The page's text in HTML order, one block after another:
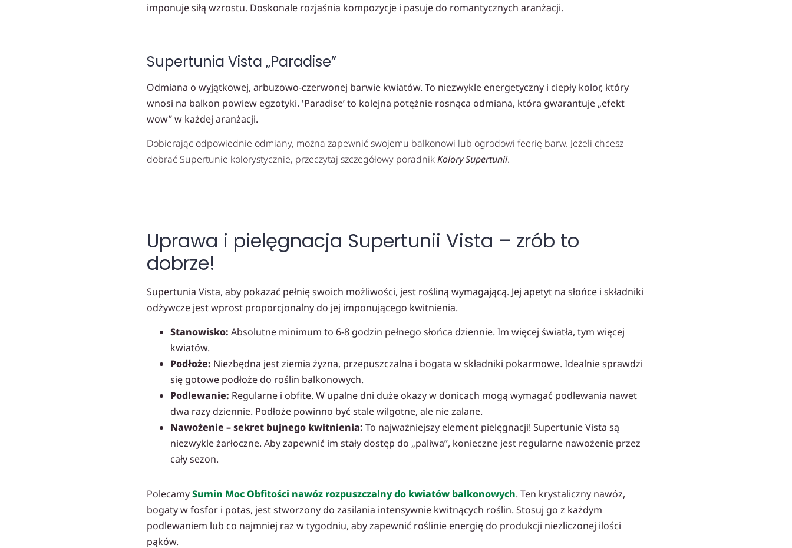
imponuje siłą wzrostu. Doskonale rozjaśnia kompozycje i pasuje do romantycznych aranżacji.
Supertunia Vista „Paradise”
Odmiana o wyjątkowej, arbuzowo-czerwonej barwie kwiatów. To niezwykle energetyczny i ciepły kolor, który
wnosi na balkon powiew egzotyki. 'Paradise’ to kolejna potężnie rosnąca odmiana, która gwarantuje „efekt
wow” w każdej aranżacji.
Dobierając odpowiednie odmiany, można zapewnić swojemu balkonowi lub ogrodowi feerię barw. Jeżeli chcesz
dobrać Supertunie kolorystycznie, przeczytaj szczegółowy poradnikKolory Supertunii.
Uprawa i pielęgnacja Supertunii Vista – zrób to
dobrze!
Supertunia Vista, aby pokazać pełnię swoich możliwości, jest rośliną wymagającą. Jej apetyt na słońce i składniki
odżywcze jest wprost proporcjonalny do jej imponującego kwitnienia.
Stanowisko: Absolutne minimum to 6-8 godzin pełnego słońca dziennie. Im więcej światła, tym więcej
kwiatów.
Podłoże: Niezbędna jest ziemia żyzna, przepuszczalna i bogata w składniki pokarmowe. Idealnie sprawdzi
się gotowe podłoże do roślin balkonowych.
Podlewanie: Regularne i obfite. W upalne dni duże okazy w donicach mogą wymagać podlewania nawet
dwa razy dziennie. Podłoże powinno być stale wilgotne, ale nie zalane.
Nawożenie – sekret bujnego kwitnienia: To najważniejszy element pielęgnacji! Supertunie Vista są
niezwykle żarłoczne. Aby zapewnić im stały dostęp do „paliwa”, konieczne jest regularne nawożenie przez
cały sezon.
PolecamySumin Moc Obfitości nawóz rozpuszczalny do kwiatów balkonowych. Ten krystaliczny nawóz,
bogaty w fosfor i potas, jest stworzony do zasilania intensywnie kwitnących roślin. Stosuj go z każdym
podlewaniem lub co najmniej raz w tygodniu, aby zapewnić roślinie energię do produkcji niezliczonej ilości
pąków.